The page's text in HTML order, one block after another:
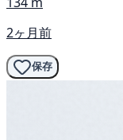
2ヶ月前
保存